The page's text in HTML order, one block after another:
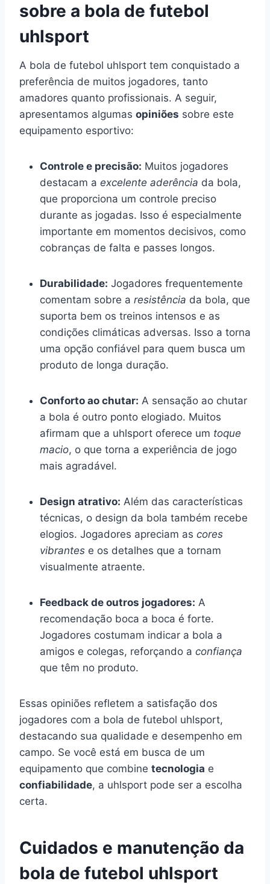
sobre a bola de futebol
uhlsport
A bola de futebol uhlsport tem conquistado a
preferência de muitos jogadores, tanto
amadores quanto profissionais. A seguir,
apresentamos algumas opiniões sobre este
equipamento esportivo:
Controle e precisão: Muitos jogadores
destacam a excelente aderência da bola,
que proporciona um controle preciso
durante as jogadas. Isso é especialmente
importante em momentos decisivos, como
cobranças de falta e passes longos.
Durabilidade: Jogadores frequentemente
comentam sobre a resistência da bola, que
suporta bem os treinos intensos e as
condições climáticas adversas. Isso a torna
uma opção confiável para quem busca um
produto de longa duração.
Conforto ao chutar: A sensação ao chutar
a bola é outro ponto elogiado. Muitos
afirmam que a uhlsport oferece um toque
macio, o que torna a experiência de jogo
mais agradável.
Design atrativo: Além das características
técnicas, o design da bola também recebe
elogios. Jogadores apreciam as cores
vibrantes e os detalhes que a tornam
visualmente atraente.
Feedback de outros jogadores: A
recomendação boca a boca é forte.
Jogadores costumam indicar a bola a
amigos e colegas, reforçando a confiança
que têm no produto.
Essas opiniões refletem a satisfação dos
jogadores com a bola de futebol uhlsport,
destacando sua qualidade e desempenho em
campo. Se você está em busca de um
equipamento que combine tecnologia e
confiabilidade, a uhlsport pode ser a escolha
certa.
Cuidados e manutenção da
bola de futebol uhlsport